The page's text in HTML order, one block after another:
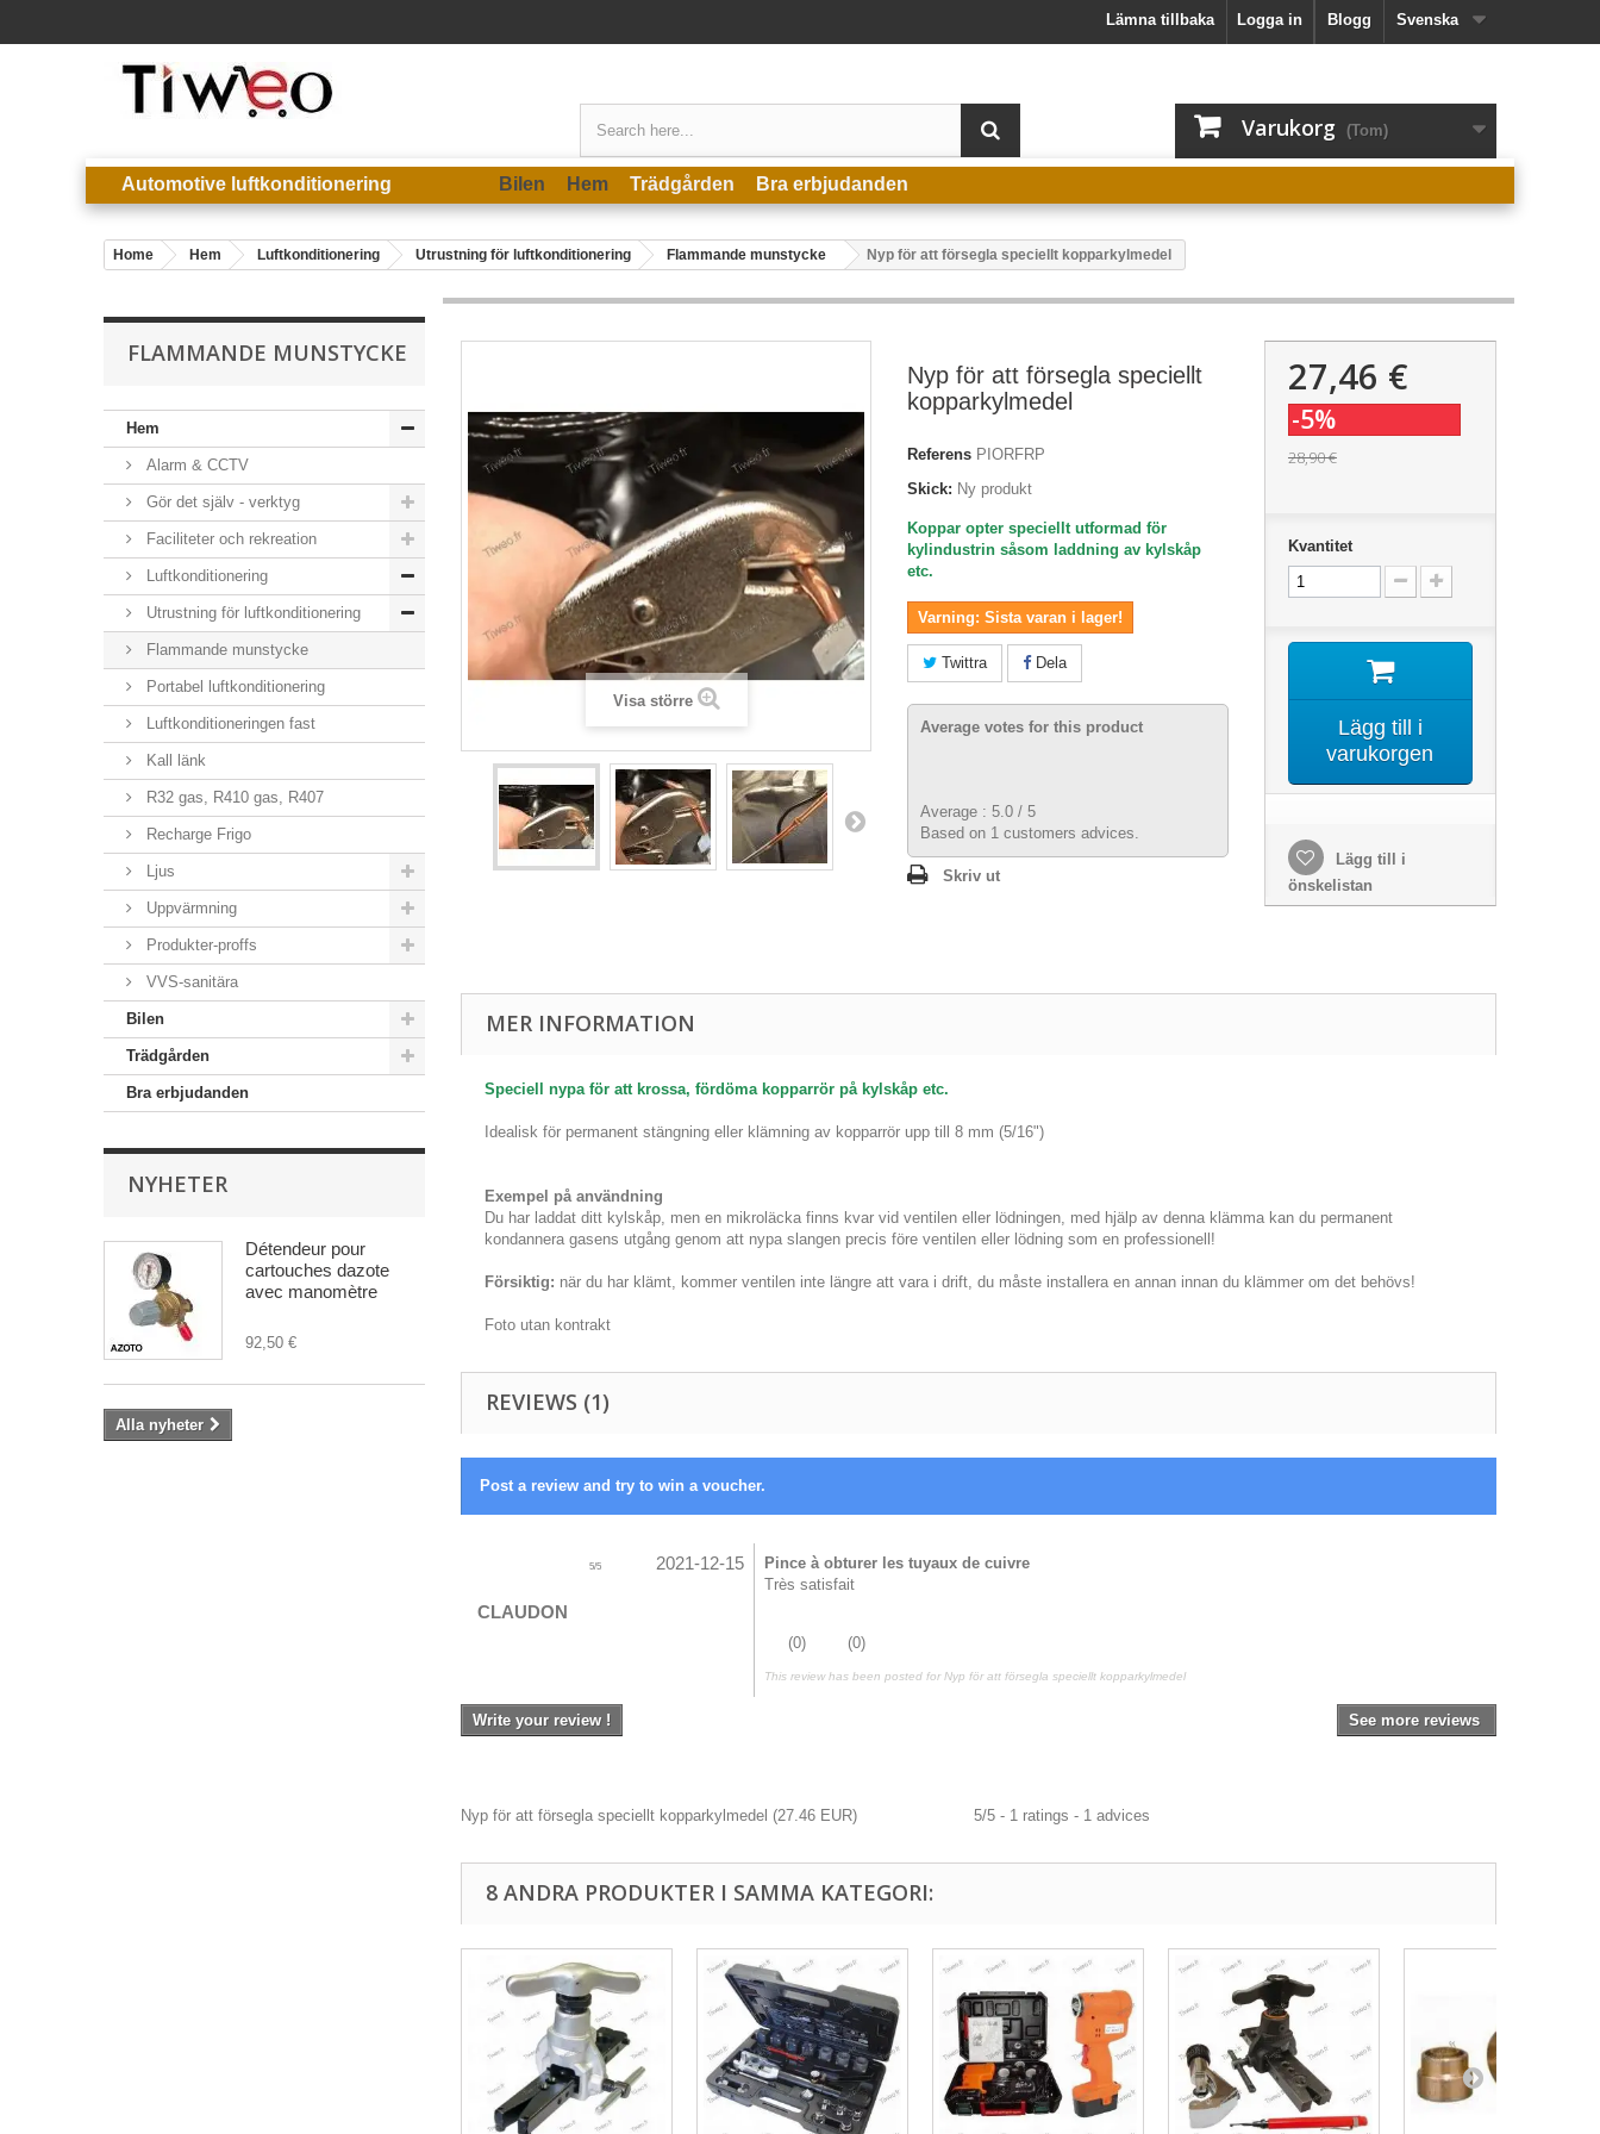
Svenska
Blogg
Logga in
Lämna tillbaka
Varukorg (Tom)
Automotive luftkonditionering Bilen Hem Trädgården Bra erbjudanden
Home Hem Luftkonditionering Utrustning för luftkonditionering Flammande munstycke Nyp för att försegla speciellt kopparkylmedel
FLAMMANDE MUNSTYCKE
Hem
Alarm & CCTV
Gör det själv - verktyg
Faciliteter och rekreation
Luftkonditionering
Utrustning för luftkonditionering
Flammande munstycke
Portabel luftkonditionering
Luftkonditioneringen fast
Kall länk
R32 gas, R410 gas, R407
Recharge Frigo
Ljus
Uppvärmning
Produkter-proffs
VVS-sanitära
Bilen
Trädgården
Bra erbjudanden
NYHETER
Détendeur pour
cartouches dazote
avec manomètre
92,50 €
Alla nyheter
Visa större
Nyp för att försegla speciellt
kopparkylmedel
Referens PIORFRP
Skick: Ny produkt
Koppar opter speciellt utformad för
kylindustrin såsom laddning av kylskåp
etc.
Varning: Sista varan i lager!
Twittra Dela
Average votes for this product
Average : 5.0 / 5
Based on 1 customers advices.
Skriv ut
27,46 €
-5%
28,90 €
Kvantitet
Lägg till i
varukorgen
Lägg till i
önskelistan
MER INFORMATION
Speciell nypa för att krossa, fördöma kopparrör på kylskåp etc.
Idealisk för permanent stängning eller klämning av kopparrör upp till 8 mm (5/16")
Exempel på användning
Du har laddat ditt kylskåp, men en mikroläcka finns kvar vid ventilen eller lödningen, med hjälp av denna klämma kan du permanent
kondannera gasens utgång genom att nypa slangen precis före ventilen eller lödning som en professionell!
Försiktig: när du har klämt, kommer ventilen inte längre att vara i drift, du måste installera en annan innan du klämmer om det behövs!
Foto utan kontrakt
REVIEWS (1)
Post a review and try to win a voucher.
5/5 2021-12-15
CLAUDON
Pince à obturer les tuyaux de cuivre
Très satisfait
(0) (0)
This review has been posted forNyp för att försegla speciellt kopparkylmedel
Write your review ! See more reviews
Nyp för att försegla speciellt kopparkylmedel (27.46 EUR) 5/5 - 1 ratings - 1 advices
8 ANDRA PRODUKTER I SAMMA KATEGORI: